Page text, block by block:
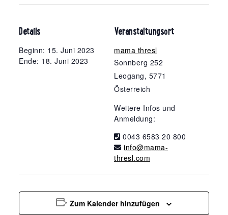
Details
Beginn: 15. Juni 2023
Ende: 18. Juni 2023
Veranstaltungsort
mama thresl
Sonnberg 252
Leogang, 5771
Österreich
Weitere Infos und
Anmeldung:
0043 6583 20 800
info@mama-
thresl.com
Zum Kalender hinzufügen